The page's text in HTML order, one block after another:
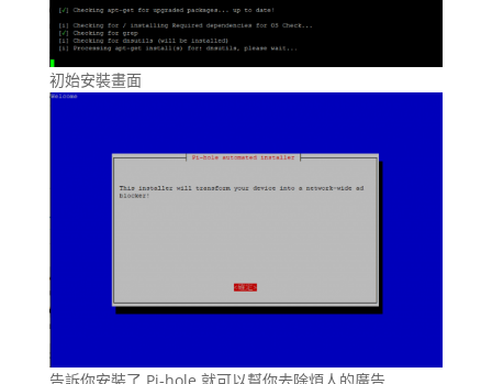
初始安裝畫面